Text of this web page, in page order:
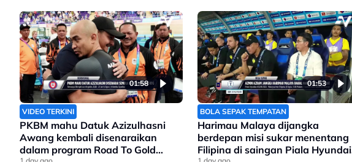
01:58
VIDEO TERKINI
PKBM mahu Datuk Azizulhasni
Awang kembali disenaraikan
dalam program Road To Gold
01:53
BOLA SEPAK TEMPATAN
Harimau Malaya dijangka
berdepan misi sukar menentang
Filipina di saingan Piala Hyundai